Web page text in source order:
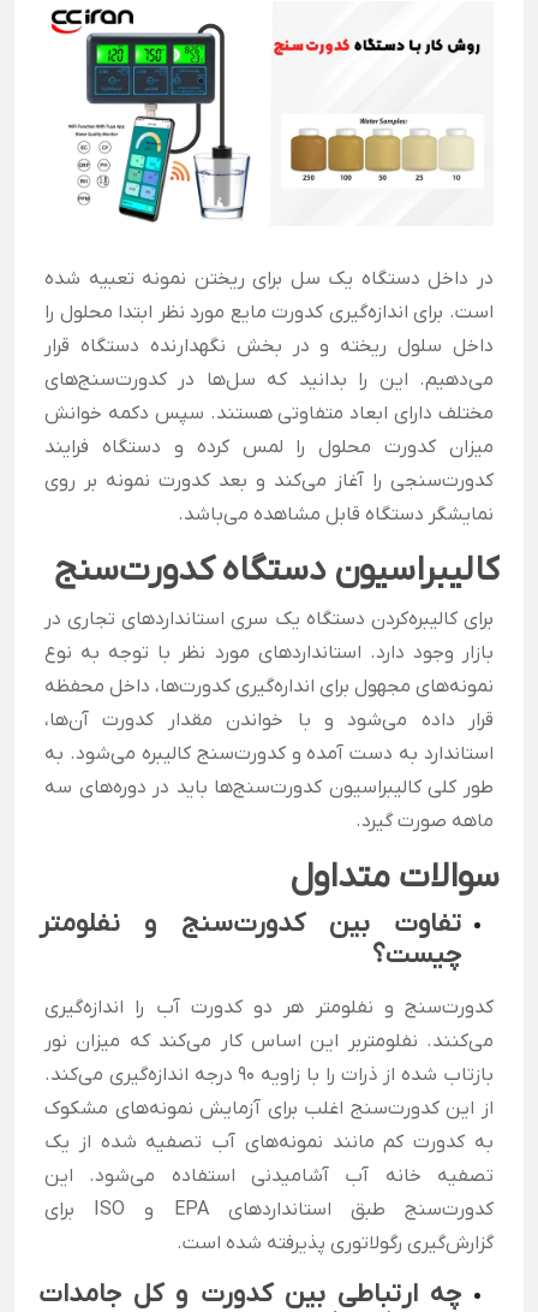
در داخل دستگاه یک سل برای ریختن نمونه تعبیه شده
است. برای اندازه‌گیری کدورت مایع مورد نظر ابتدا محلول را
داخل سلول ریخته و در بخش نگهدارنده دستگاه قرار
می‌دهیم. این را بدانید که سل‌ها در کدورت‌سنج‌های
مختلف دارای ابعاد متفاوتی هستند. سپس دکمه خوانش
میزان کدورت محلول را لمس کرده و دستگاه فرایند
کدورت‌سنجی را آغاز می‌کند و بعد کدورت نمونه بر روی
نمایشگر دستگاه قابل مشاهده می‌باشد.
کالیبراسیون دستگاه کدورت‌سنج
برای کالیبره‌کردن دستگاه یک سری استانداردهای تجاری در
بازار وجود دارد. استانداردهای مورد نظر با توجه به نوع
نمونه‌های مجهول برای انداره‌گیری کدورت‌ها، داخل محفظه
قرار داده می‌شود و با خواندن مقدار کدورت آن‌ها،
استاندارد به دست آمده و کدورت‌سنج کالیبره می‌شود. به
طور کلی کالیبراسیون کدورت‌سنج‌ها باید در دوره‌های سه
ماهه صورت گیرد.
سوالات متداول
تفاوت بین کدورت‌سنج و نفلومتر
چیست؟
کدورت‌سنج و نفلومتر هر دو کدورت آب را اندازه‌گیری
می‌کنند. نفلومتربر این اساس کار می‌کند که میزان نور
بازتاب شده از ذرات را با زاویه 90 درجه اندازه‌گیری می‌کند.
از این کدورت‌سنج اغلب برای آزمایش نمونه‌های مشکوک
به کدورت کم مانند نمونه‌های آب تصفیه شده از یک
تصفیه خانه آب آشامیدنی استفاده می‌شود. این
کدورت‌سنج طبق استانداردهای EPA و ISO برای
گزارش‌گیری رگولاتوری پذیرفته شده است.
چه ارتباطی بین کدورت و کل جامدات